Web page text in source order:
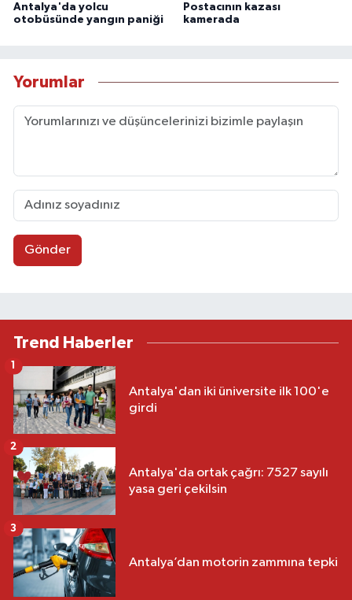
Antalya'da yolcu
otobüsünde yangın paniği
Postacının kazası
kamerada
Yorumlar
Gönder
Trend Haberler
Antalya'dan iki üniversite ilk 100'e
girdi
1
Antalya'da ortak çağrı: 7527 sayılı
yasa geri çekilsin
2
Antalya’dan motorin zammına tepki
3